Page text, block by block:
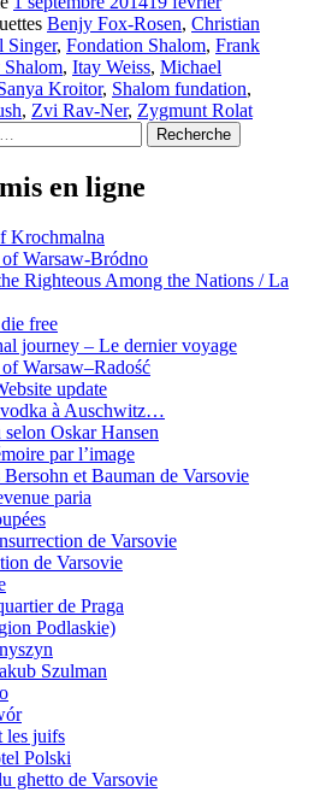
Benjy Fox-Rosen, Christian
Singer, Fondation Shalom, Frank
, Itay Weiss, Michael
Kroitor, Shalom fundation,
, Zvi Rav-Ner, Zygmunt Rolat
Recherche
en ligne
Krochmalna
Warsaw-Bródno
Righteous Among the Nations / La
free
journey – Le dernier voyage
Warsaw–Radość
update
à Auschwitz…
Oskar Hansen
par l’image
et Bauman de Varsovie
paria
de Varsovie
de Varsovie
de Praga
Podlaskie)
Szulman
les juifs
Polski
ghetto de Varsovie